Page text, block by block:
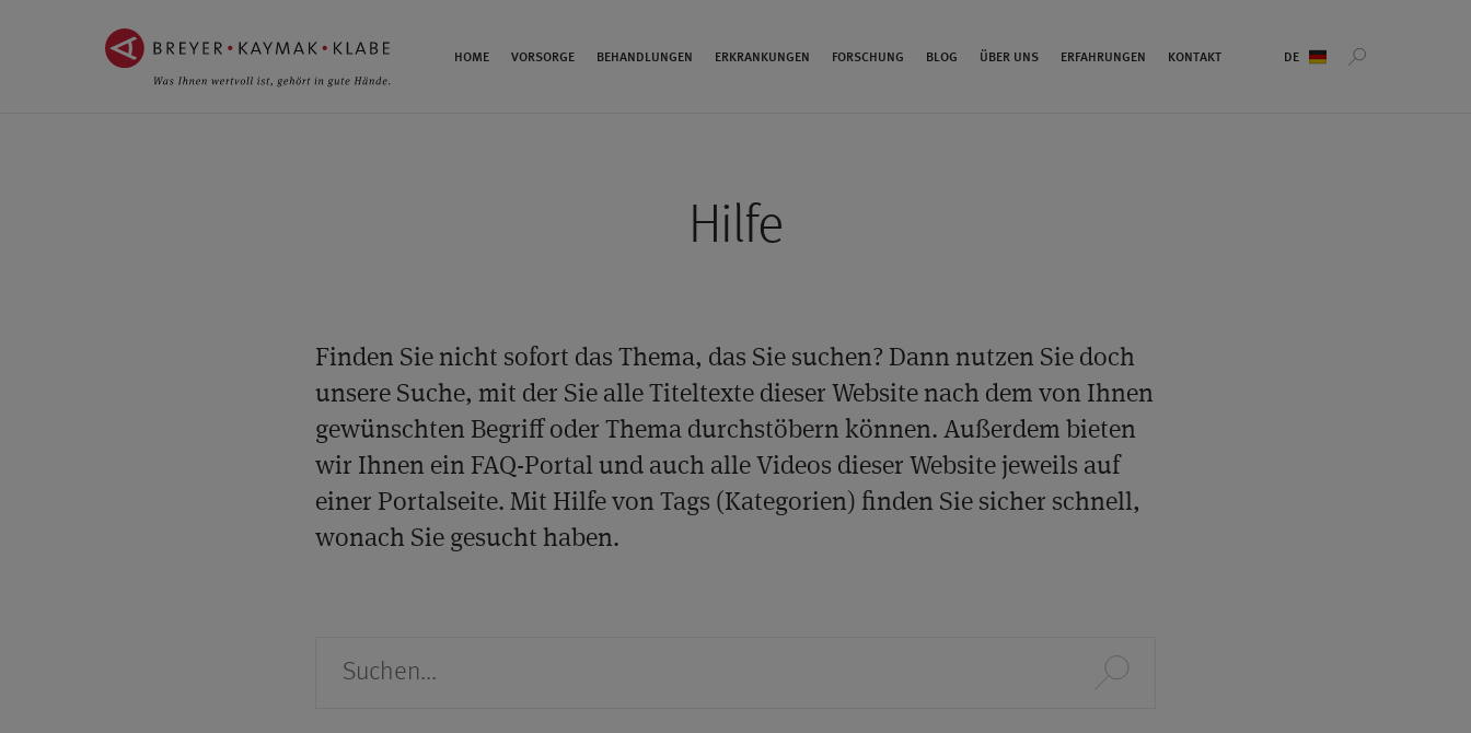
INHALT
NAVIGATION
HOME VORSORGE BEHANDLUNGEN ERKRANKUNGEN FORSCHUNG BLOG ÜBER UNS ERFAHRUNGEN KONTAKT
Hilfe
Finden Sie nicht sofort das Thema, das Sie suchen? Dann nutzen Sie doch
unsere Suche, mit der Sie alle Titeltexte dieser Website nach dem von Ihnen
gewünschten Begriff oder Thema durchstöbern können. Außerdem bieten
wir Ihnen ein FAQ-Portal und auch alle Videos dieser Website jeweils auf
einer Portalseite. Mit Hilfe von Tags (Kategorien) finden Sie sicher schnell,
wonach Sie gesucht haben.